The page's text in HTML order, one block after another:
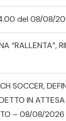
del 08/08/
“RALLENTA”,
SOCCER,
IN
– 08/08/2026